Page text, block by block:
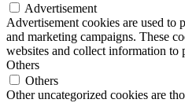
Advertisement
Advertisement cookies are used to
and marketing campaigns. These
websites and collect information to
Others
Others
Other uncategorized cookies are